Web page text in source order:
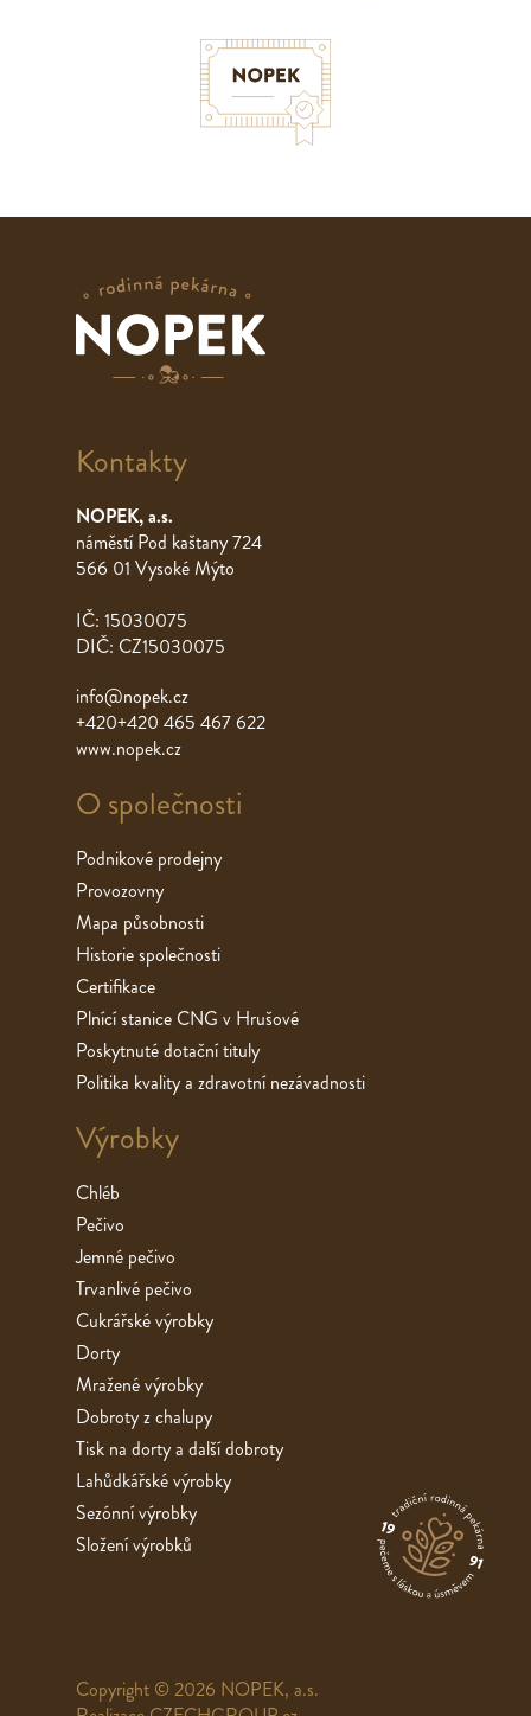
Kontakty
NOPEK, a.s.
náměstí Pod kaštany 724
566 01 Vysoké Mýto
IČ: 15030075
DIČ: CZ15030075
info@nopek.cz
+420+420 465 467 622
www.nopek.cz
O společnosti
Podnikové prodejny
Provozovny
Mapa působnosti
Historie společnosti
Certifikace
Plnící stanice CNG v Hrušové
Poskytnuté dotační tituly
Politika kvality a zdravotní nezávadnosti
Výrobky
Chléb
Pečivo
Jemné pečivo
Trvanlivé pečivo
Cukrářské výrobky
Dorty
Mražené výrobky
Dobroty z chalupy
Tisk na dorty a další dobroty
Lahůdkářské výrobky
Sezónní výrobky
Složení výrobků
Copyright © 2026 NOPEK, a.s.